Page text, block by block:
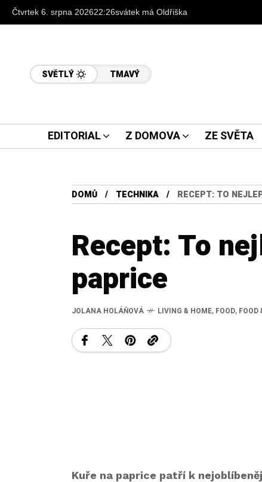
Čtvrtek 6. srpna 202622:26svátek má Oldřiška
SVĚTLÝ TMAVÝ
EDITORIAL Z DOMOVA ZE SVĚTA
DOMŮ TECHNIKA RECEPT: TO
Recept: To
paprice
JOLANA HOLÁŇOVÁ LIVING & HOME, FOOD, FOOD
Kuře na paprice patří k